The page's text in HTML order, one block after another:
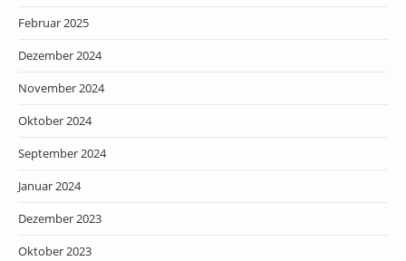
Februar 2025
Dezember 2024
November 2024
Oktober 2024
September 2024
Januar 2024
Dezember 2023
Oktober 2023